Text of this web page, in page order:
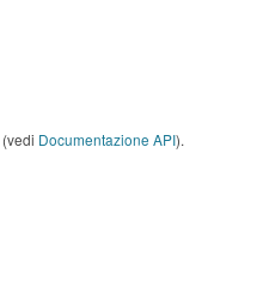
(vedi Documentazione API).